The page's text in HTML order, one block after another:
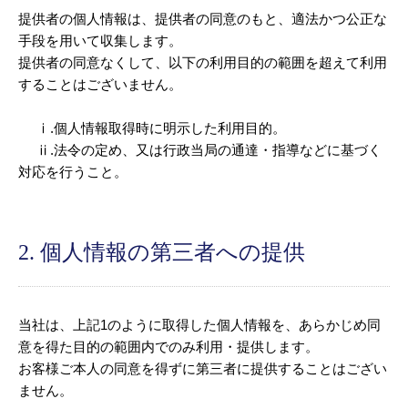
提供者の個人情報は、提供者の同意のもと、適法かつ公正な
手段を用いて収集します。
提供者の同意なくして、以下の利用目的の範囲を超えて利用
することはございません。
ⅰ.個人情報取得時に明示した利用目的。
ⅱ.法令の定め、又は行政当局の通達・指導などに基づく
対応を行うこと。
2. 個人情報の第三者への提供
当社は、上記1のように取得した個人情報を、あらかじめ同
意を得た目的の範囲内でのみ利用・提供します。
お客様ご本人の同意を得ずに第三者に提供することはござい
ません。